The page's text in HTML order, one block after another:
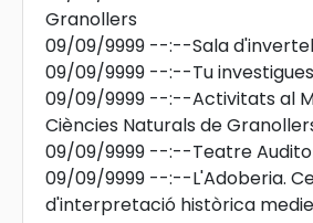
Granollers
09/09/9999 --:--Sala
09/09/9999 --:--Tu
09/09/9999 --:--Activitats al
Ciències Naturals de
09/09/9999 --:--Teatre
09/09/9999 --:--L'Adoberia.
d'interpretació històrica